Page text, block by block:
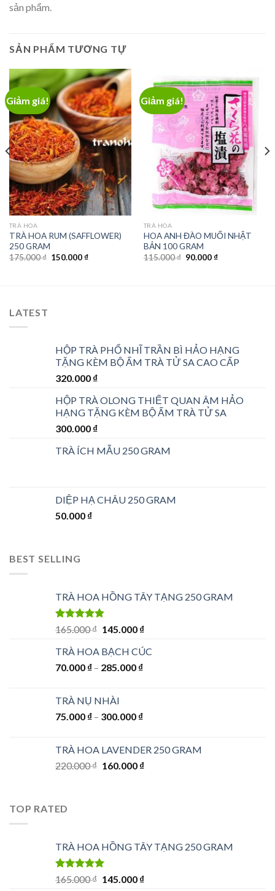
sản phẩm.
SẢN PHẨM TƯƠNG TỰ
Giảm giá!
TRÀ HOA
TRÀ HOA RUM (SAFFLOWER)
250 GRAM
175.000₫ Giá
150.000₫Giá
Giảm giá!
TRÀ HOA
HOA ANH ĐÀO MUỐI NHẬT
BẢN 100 GRAM
115.000₫ Giá
90.000₫Giá
LATEST
HỘP TRÀ PHỔ NHĨ TRẦN BÌ HẢO HẠNG
TẶNG KÈM BỘ ẤM TRÀ TỬ SA CAO CẤP
320.000 ₫
HỘP TRÀ OLONG THIẾT QUAN ÂM HẢO
HẠNG TẶNG KÈM BỘ ẤM TRÀ TỬ SA
300.000 ₫
TRÀ ÍCH MẪU 250 GRAM
DIỆP HẠ CHÂU 250 GRAM
50.000 ₫
BEST SELLING
TRÀ HOA HỒNG TÂY TẠNG 250 GRAM
Được xếp
sao
165.000₫ Giá
là:
165.000 ₫.
145.000 ₫Giá
tại
TRÀ HOA BẠCH CÚC
70.000 ₫ – 285.000 ₫
TRÀ NỤ NHÀI
75.000 ₫ – 300.000 ₫
TRÀ HOA LAVENDER 250 GRAM
220.000₫ Giá
160.000 ₫Giá
TOP RATED
TRÀ HOA HỒNG TÂY TẠNG 250 GRAM
Được xếp
165.000₫ Giá
145.000 ₫Giá